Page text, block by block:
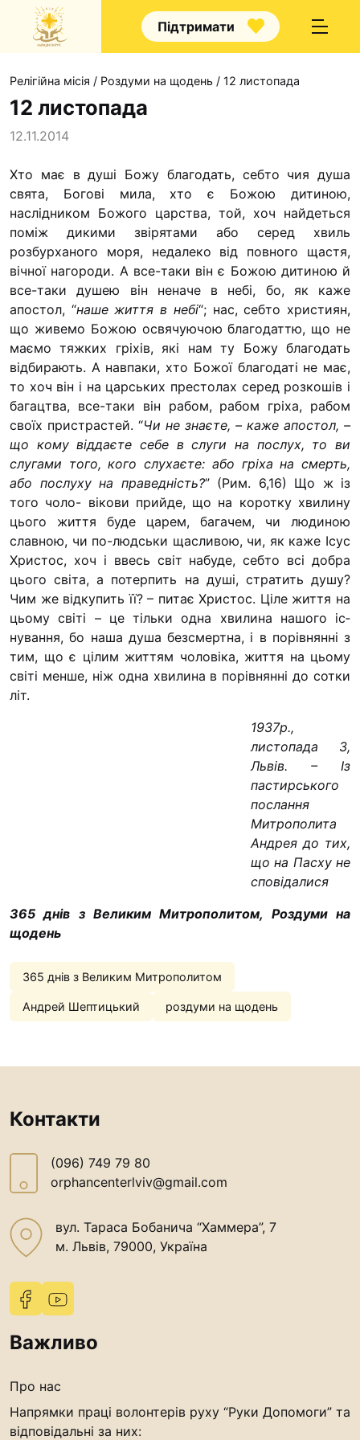
Підтримати
Капелани
Волонтерство
Наші напрямки праці
Наш покровитель
Контакти
Проекти
Футбольна команда
Кулінарний гурток
Іконописна школа
“Капеланчики”
Альтернатива
Одна церква – одна
одна родина
Чемпіонат з міні-
“КОПА”
Як допомогти
Ми помолимося
З рук в руки
Підтримати сім’ю
“#Усинови_ТИ”
Законодавство
(096) 749 79 80
Релігійна місія / Роздуми на щодень / 12 листопада
12 листопада
12.11.2014
Хто має в душі Божу благодать, себто чия душа
свята, Богові мила, хто є Божою дитиною,
наслідником Божого царства, той, хоч найдеться
поміж дикими звірятами або серед хвиль
розбурханого моря, недалеко від повного щастя,
вічної нагороди. А все-таки він є Божою дитиною й
все-таки душею він неначе в небі, бо, як каже
апостол, “наше життя в небі“; нас, себто християн,
що живемо Божою освячуючою благодаттю, що не
маємо тяжких гріхів, які нам ту Божу благодать
відбирають. А навпаки, хто Божої благодаті не має,
то хоч він і на царських пре­столах серед розкошів і
багацтва, все-таки він рабом, ра­бом гріха, рабом
своїх пристрастей. “Чи не знаєте, – каже апостол, –
що кому віддаєте себе в слуги на послух, то ви
слугами того, кого слухаєте: або гріха на смерть,
або послуху на праведність?” (Рим. 6,16) Що ж із
того чоло- вікови прийде, що на коротку хвилину
цього життя буде царем, багачем, чи людиною
славною, чи по-людськи щасливою, чи, як каже Ісус
Христос, хоч і ввесь світ набу­де, себто всі добра
цього світа, а потерпить на душі, стра­тить душу?
Чим же відкупить її? – питає Христос. Ціле життя на
цьому світі – це тільки одна хвилина нашого іс­
нування, бо наша душа безсмертна, і в порівнянні з
тим, що є цілим життям чоловіка, життя на цьому
світі менше, ніж одна хвилина в порівнянні до сотки
літ.
1937р.,
листопада 3,
Львів. – Із
пастирського
послання
Митрополита
Андрея до тих,
що на Пасху не
сповідалися
365 днів з Великим Митрополитом, Роздуми на
щодень
365 днів з Великим Митрополитом
Андрей Шептицький роздуми на щодень
Контакти
(096) 749 79 80
orphancenterlviv@gmail.com
вул. Тараса Бобанича “Хаммера”, 7
м. Львів, 79000, Україна
Важливо
Про нас
Напрямки праці волонтерів руху “Руки Допомоги” та
відповідальні за них: